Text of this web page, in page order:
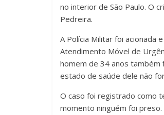
no interior de São Paulo. O
Pedreira.
A Polícia Militar foi acionada
Atendimento Móvel de
homem de 34 anos
estado de saúde dele não
O caso foi registrado como
momento ninguém foi preso.